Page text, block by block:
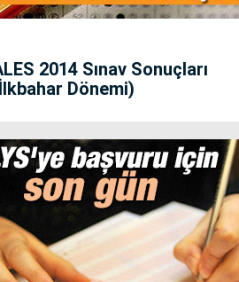
2014 Sınav Sonuçları
Dönemi)